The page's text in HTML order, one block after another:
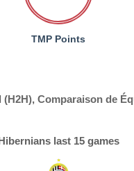
TMP Points
Comparaison de
last 15 games